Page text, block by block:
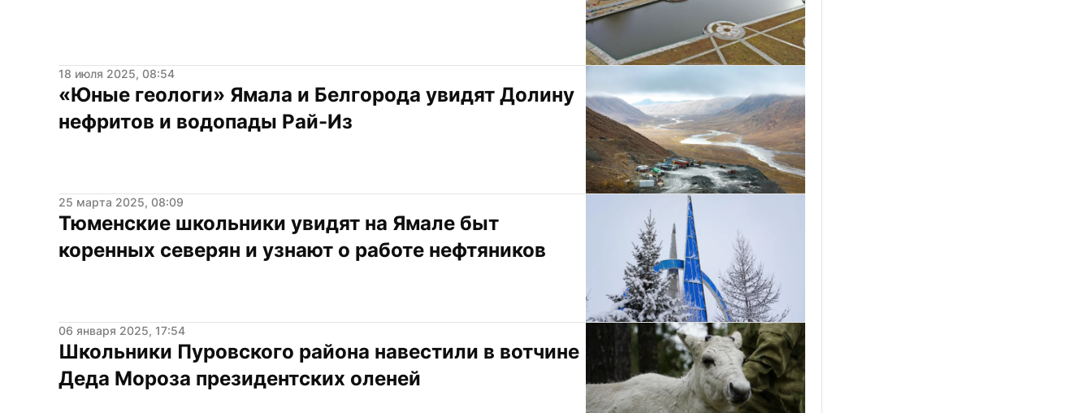
18 июля 2025, 08:54
«Юные геологи» Ямала и Белгорода увидят Долину
нефритов и водопады Рай-Из
25 марта 2025, 08:09
Тюменские школьники увидят на Ямале быт
коренных северян и узнают о работе нефтяников
06 января 2025, 17:54
Школьники Пуровского района навестили в вотчине
Деда Мороза президентских оленей